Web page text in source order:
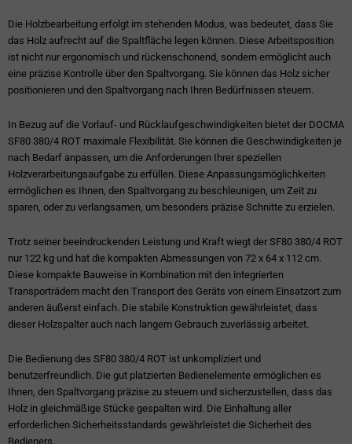
Die Holzbearbeitung erfolgt im stehenden Modus, was bedeutet, dass Sie
das Holz aufrecht auf die Spaltfläche legen können. Diese Arbeitsposition
ist nicht nur ergonomisch und rückenschonend, sondern ermöglicht auch
eine präzise Kontrolle über den Spaltvorgang. Sie können das Holz sicher
positionieren und den Spaltvorgang nach Ihren Bedürfnissen steuern.
In Bezug auf die Vorlauf- und Rücklaufgeschwindigkeiten bietet der DOCMA
SF80 380/4 ROT maximale Flexibilität. Sie können die Geschwindigkeiten je
nach Bedarf anpassen, um die Anforderungen Ihrer speziellen
Holzverarbeitungsaufgabe zu erfüllen. Diese Anpassungsmöglichkeiten
ermöglichen es Ihnen, den Spaltvorgang zu beschleunigen, um Zeit zu
sparen, oder zu verlangsamen, um besonders präzise Schnitte zu erzielen.
Trotz seiner beeindruckenden Leistung und Kraft wiegt der SF80 380/4 ROT
nur 122 kg und hat die kompakten Abmessungen von 72 x 64 x 112 cm.
Diese kompakte Bauweise in Kombination mit den integrierten
Transporträdern macht den Transport des Geräts von einem Einsatzort zum
anderen äußerst einfach. Die stabile Konstruktion gewährleistet, dass
dieser Holzspalter auch nach langem Gebrauch zuverlässig arbeitet.
Die Bedienung des SF80 380/4 ROT ist unkompliziert und
benutzerfreundlich. Die gut platzierten Bedienelemente ermöglichen es
Ihnen, den Spaltvorgang präzise zu steuern und sicherzustellen, dass das
Holz in gleichmäßige Stücke gespalten wird. Die Einhaltung aller
erforderlichen Sicherheitsstandards gewährleistet die Sicherheit des
Bedieners.